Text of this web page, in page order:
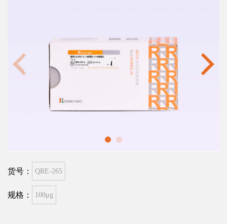
货号： QRE-265
规格： 100μg